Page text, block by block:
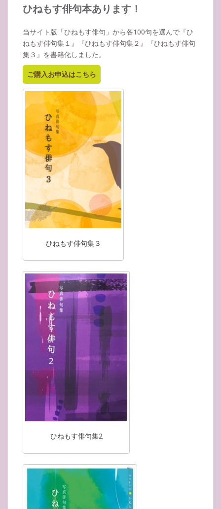
イ
ひねもす俳句本あります！
当サイト版「ひねもす俳句」から各100句を選んで『ひ
ねもす俳句集１』『ひねもす俳句集２』『ひねもす俳句
集３』を書籍化しました。
ご購入お申込はこちら
ひねもす俳句集３
ひねもす俳句集2